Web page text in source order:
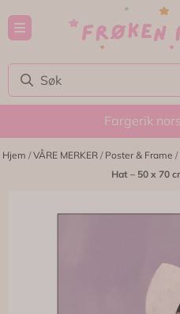
Hopp til innhold
Fargerik
Hjem /VÅRE MERKER / Poster & Frame /
Hat – 50 x 70